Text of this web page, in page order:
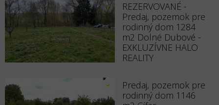
REZERVOVANÉ -
Predaj, pozemok pre
rodinný dom 1284
m2 Dolné Dubové -
EXKLUZÍVNE HALO
REALITY
Predaj, pozemok pre
rodinný dom 1146